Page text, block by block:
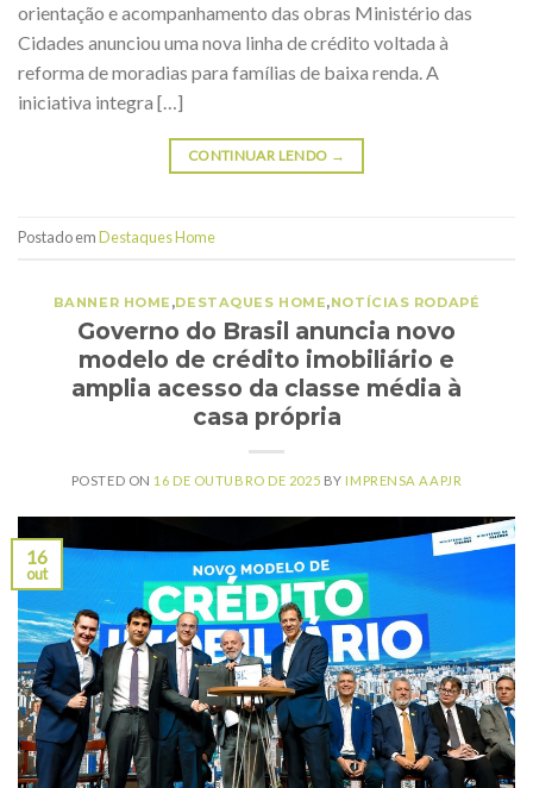
orientação e acompanhamento das obras Ministério das
Cidades anunciou uma nova linha de crédito voltada à
reforma de moradias para famílias de baixa renda. A
iniciativa integra […]
CONTINUAR LENDO →
Postado emDestaques Home
BANNER HOME ,DESTAQUES HOME,NOTÍCIAS RODAPÉ
Governo do Brasil anuncia novo
modelo de crédito imobiliário e
amplia acesso da classe média à
casa própria
POSTED ON 16 DE OUTUBRO DE 2025 BY IMPRENSA AAPJR
16
out